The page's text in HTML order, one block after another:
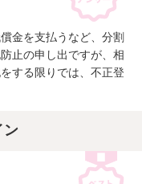
金を支払うなど、分割
止の申し出ですが、相
する限りでは、不正登
ン